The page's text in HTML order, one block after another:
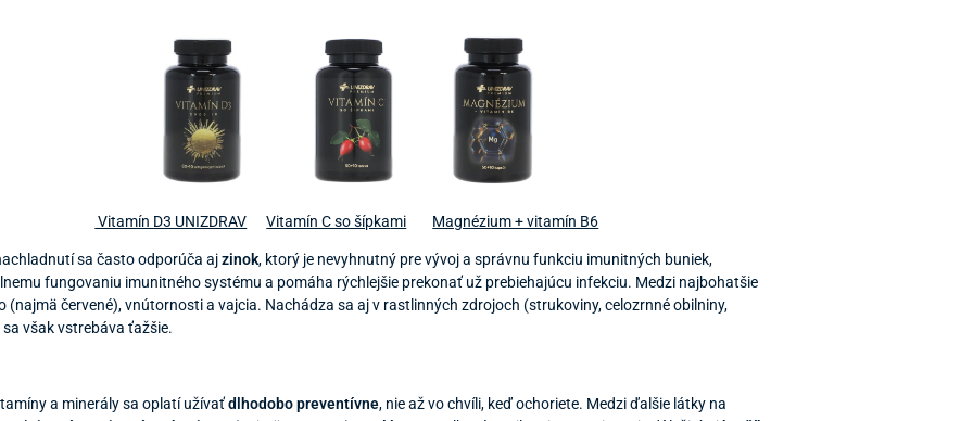
Vitamín D3 UNIZDRAV Vitamín C so šípkami Magnézium + vitamín B6
sa často odporúča ajzinok, ktorý je nevyhnutný pre vývoj a správnu funkciu imunitných buniek,
fungovaniu imunitného systému a pomáha rýchlejšie prekonať už prebiehajúcu infekciu. Medzi najbohatšie
(najmä červené), vnútornosti a vajcia. Nachádza sa aj v rastlinných zdrojoch (strukoviny, celozrnné obilniny,
však vstrebáva ťažšie.
a minerály sa oplatí užívaťdlhodobo preventívne, nie až vo chvíli, keď ochoriete. Medzi ďalšie látky na